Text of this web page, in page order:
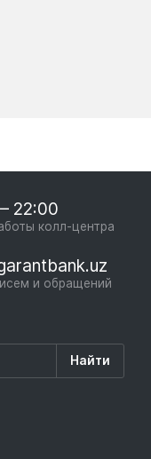
22:00
колл-центра
и обращений
Найти